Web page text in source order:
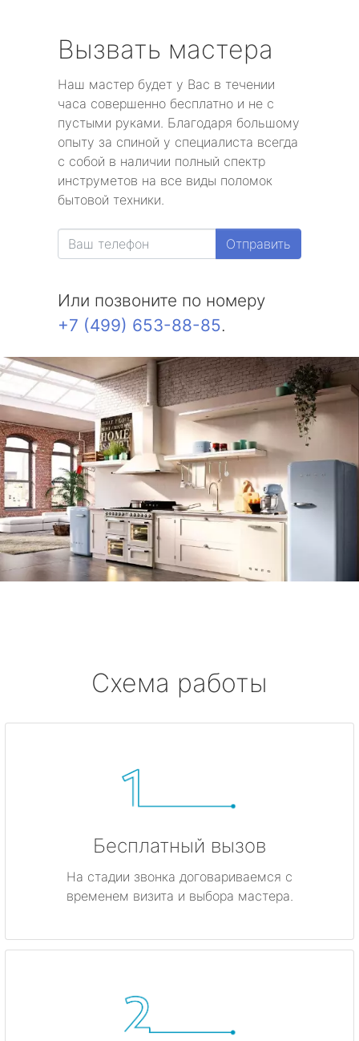
Вызвать мастера
Наш мастер будет у Вас в течении
часа совершенно бесплатно и не с
пустыми руками. Благодаря большому
опыту за спиной у специалиста всегда
с собой в наличии полный спектр
инструметов на все виды поломок
бытовой техники.
Отправить
Или позвоните по номеру
+7 (499) 653-88-85.
Схема работы
Бесплатный вызов
На стадии звонка договариваемся с
временем визита и выбора мастера.